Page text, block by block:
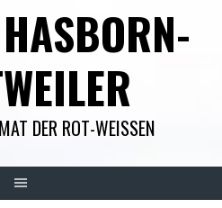
DER ROT-WEISSEN